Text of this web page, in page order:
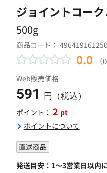
ジョイントコー
500g
商品コード：
0.0
Web販売価格
591
円（税込）
ポイント： 2 pt
ポイントについて
直送商品
発送目安：1～3営業日以内